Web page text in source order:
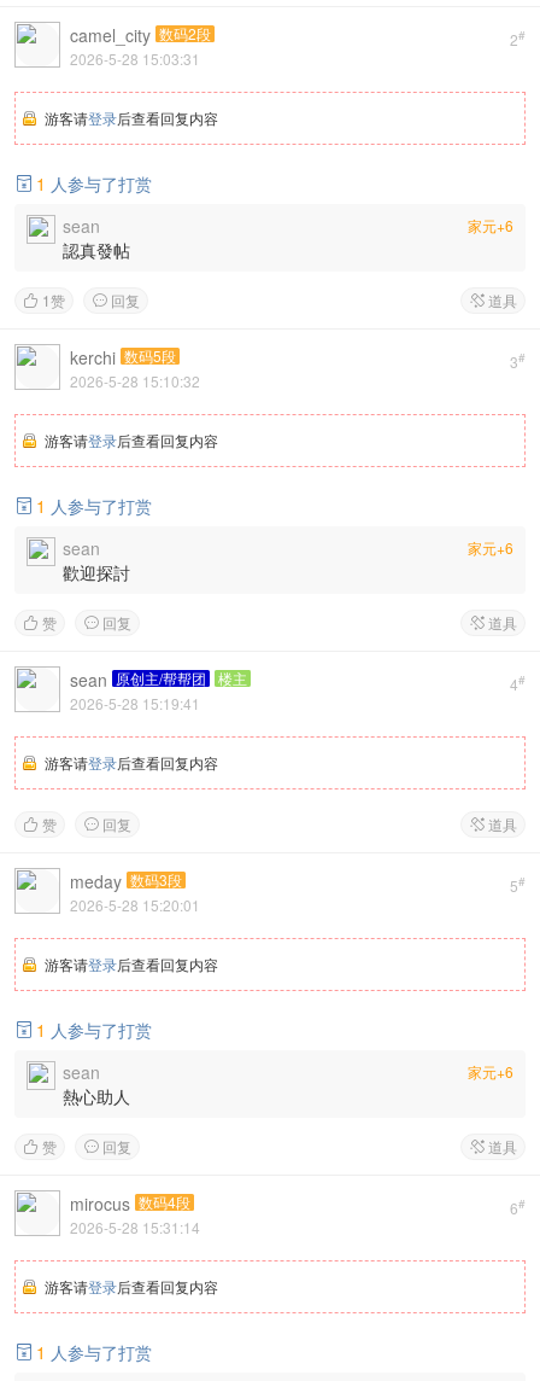
2#
camel_city 数码2段
2026-5-28 15:03:31
游客请登录后查看回复内容
 1 人参与了打赏
家元+6
sean
認真發帖
 1赞  回复  道具
3#
kerchi 数码5段
2026-5-28 15:10:32
游客请登录后查看回复内容
 1 人参与了打赏
家元+6
sean
歡迎探討
 赞  回复  道具
4#
sean 原创主/帮帮团
楼主
2026-5-28 15:19:41
游客请登录后查看回复内容
 赞  回复  道具
5#
meday 数码3段
2026-5-28 15:20:01
游客请登录后查看回复内容
 1 人参与了打赏
家元+6
sean
熱心助人
 赞  回复  道具
6#
mirocus 数码4段
2026-5-28 15:31:14
游客请登录后查看回复内容
 1 人参与了打赏